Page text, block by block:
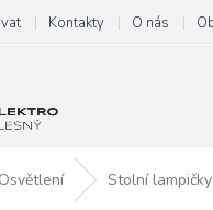
Kontakty O nás
Osvětlení Stolní lampičky